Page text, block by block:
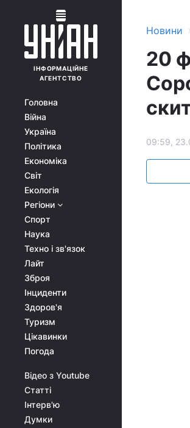
ІНФОРМАЦІЙНЕ
АГЕНТСТВО
Головна
Війна
Україна
Політика
Економіка
Світ
Екологія
Регіони
Спорт
Наука
Техно і зв'язок
Лайт
Зброя
Інциденти
Здоров'я
Туризм
Цікавинки
Погода
Відео з Youtube
Статті
Інтерв'ю
Думки
Новини ›
20
09:59,